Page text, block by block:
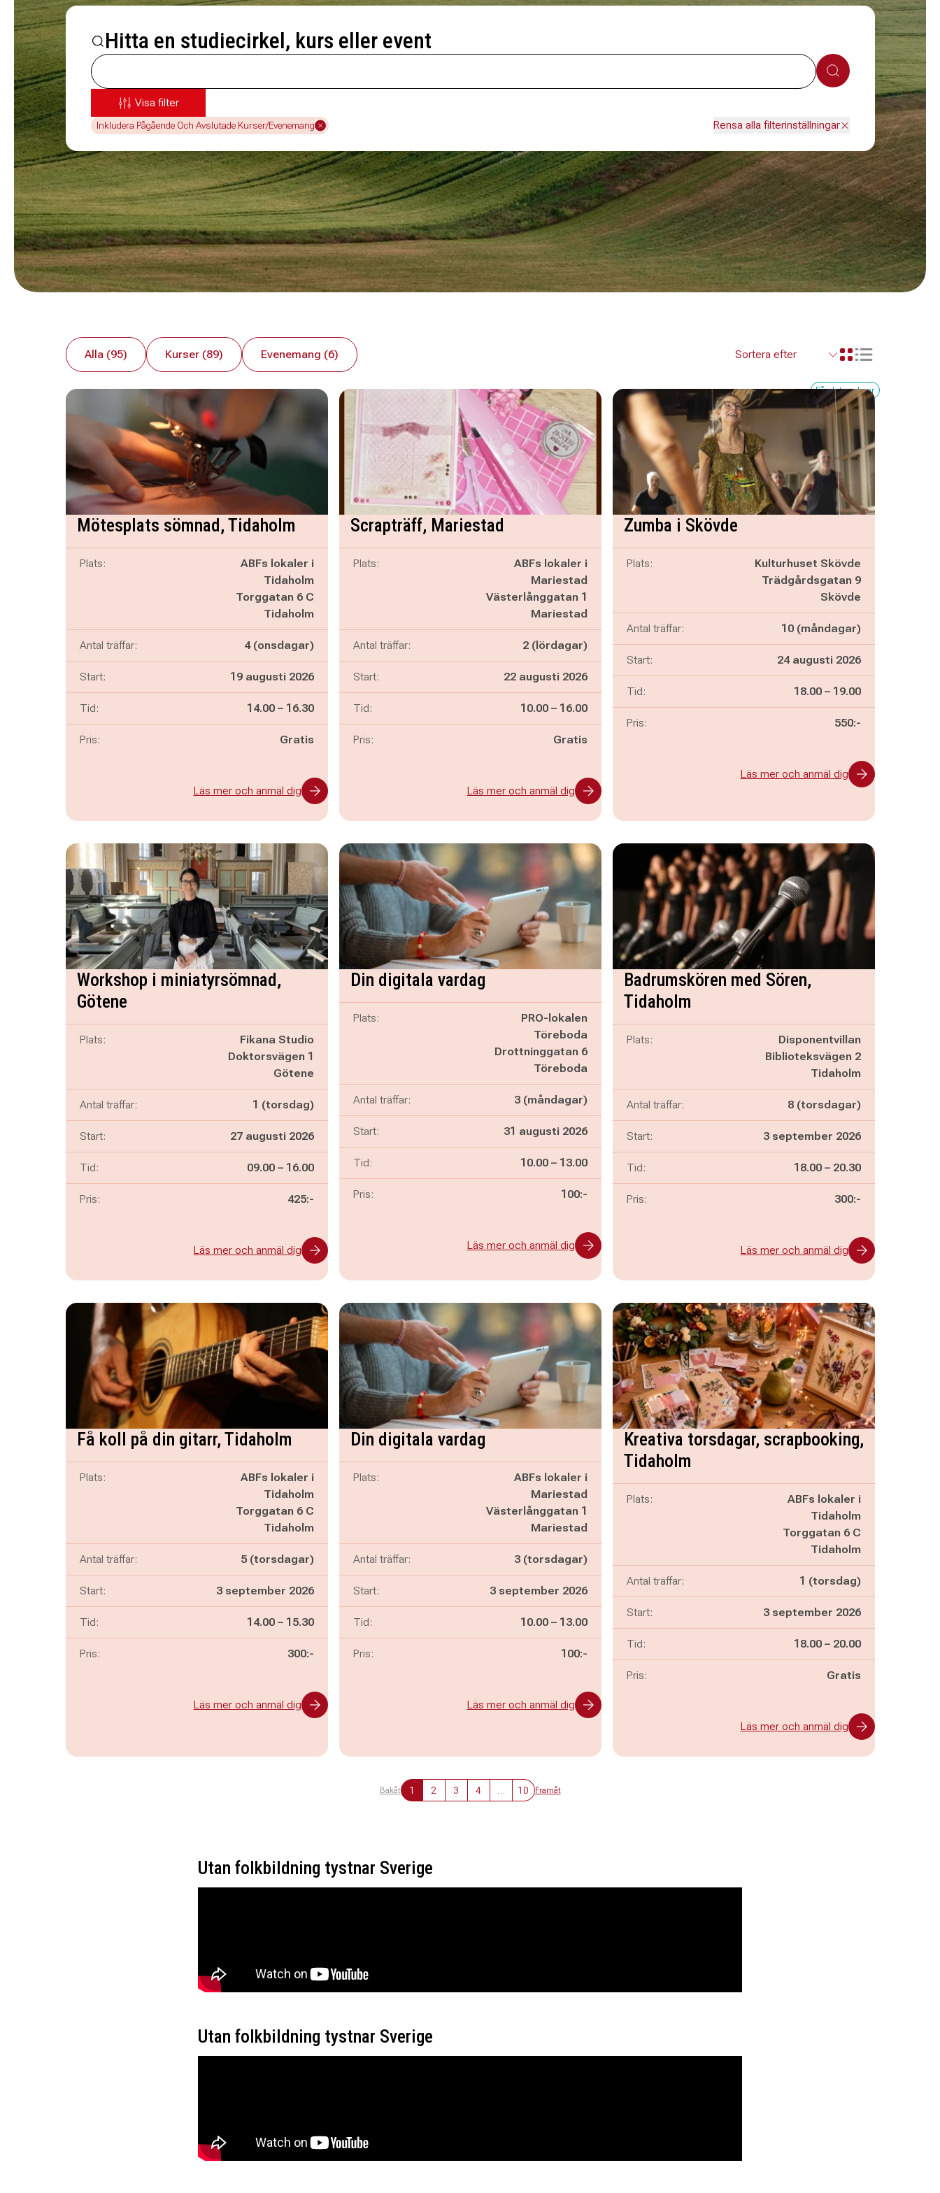
Hitta en studiecirkel, kurs eller event
Sök
Visa filter
Inkludera Pågående Och Avslutade Kurser/Evenemang Rensa alla filterinställningar
Alla (95) Kurser (89) Evenemang (6) Visa resultaten i ett
Visa resultaten
Mötesplats sömnad, Tidaholm
Plats:
ABFs lokaler i
Tidaholm
Torggatan 6 C
Tidaholm
Antal träffar: 4 (onsdagar)
Start: 19 augusti 2026
Tid: Pågår mellan
14.00 – och
16.30
Pris: Gratis
Läs mer och anmäl dig
Scrapträff, Mariestad
Plats:
ABFs lokaler i
Mariestad
Västerlånggatan 1
Mariestad
Antal träffar: 2 (lördagar)
Start: 22 augusti 2026
Tid: Pågår mellan
10.00 – och
16.00
Pris: Gratis
Läs mer och anmäl dig
Få platser kvar
Zumba i Skövde
Plats:
Kulturhuset Skövde
Trädgårdsgatan 9
Skövde
Antal träffar: 10 (måndagar)
Start: 24 augusti 2026
Tid: Pågår mellan
18.00 – och
19.00
Pris: 550:-
Läs mer och anmäl dig
Workshop i miniatyrsömnad,
Götene
Plats:
Fikana Studio
Doktorsvägen 1
Götene
Antal träffar: 1 (torsdag)
Start: 27 augusti 2026
Tid: Pågår mellan
09.00 – och
16.00
Pris: 425:-
Läs mer och anmäl dig
Din digitala vardag
Plats:
PRO-lokalen
Töreboda
Drottninggatan 6
Töreboda
Antal träffar: 3 (måndagar)
Start: 31 augusti 2026
Tid: Pågår mellan
10.00 – och
13.00
Pris: 100:-
Läs mer och anmäl dig
Badrumskören med Sören,
Tidaholm
Plats:
Disponentvillan
Biblioteksvägen 2
Tidaholm
Antal träffar: 8 (torsdagar)
Start: 3 september 2026
Tid: Pågår mellan
18.00 – och
20.30
Pris: 300:-
Läs mer och anmäl dig
Få koll på din gitarr, Tidaholm
Plats:
ABFs lokaler i
Tidaholm
Torggatan 6 C
Tidaholm
Antal träffar: 5 (torsdagar)
Start: 3 september 2026
Tid: Pågår mellan
14.00 – och
15.30
Pris: 300:-
Läs mer och anmäl dig
Din digitala vardag
Plats:
ABFs lokaler i
Mariestad
Västerlånggatan 1
Mariestad
Antal träffar: 3 (torsdagar)
Start: 3 september 2026
Tid: Pågår mellan
10.00 – och
13.00
Pris: 100:-
Läs mer och anmäl dig
Kreativa torsdagar, scrapbooking,
Tidaholm
Plats:
ABFs lokaler i
Tidaholm
Torggatan 6 C
Tidaholm
Antal träffar: 1 (torsdag)
Start: 3 september 2026
Tid: Pågår mellan
18.00 – och
20.00
Pris: Gratis
Läs mer och anmäl dig
Bakåt 1 2 3 4 10 Framåt
Utan folkbildning tystnar Sverige
Utan folkbildning tystnar Sverige